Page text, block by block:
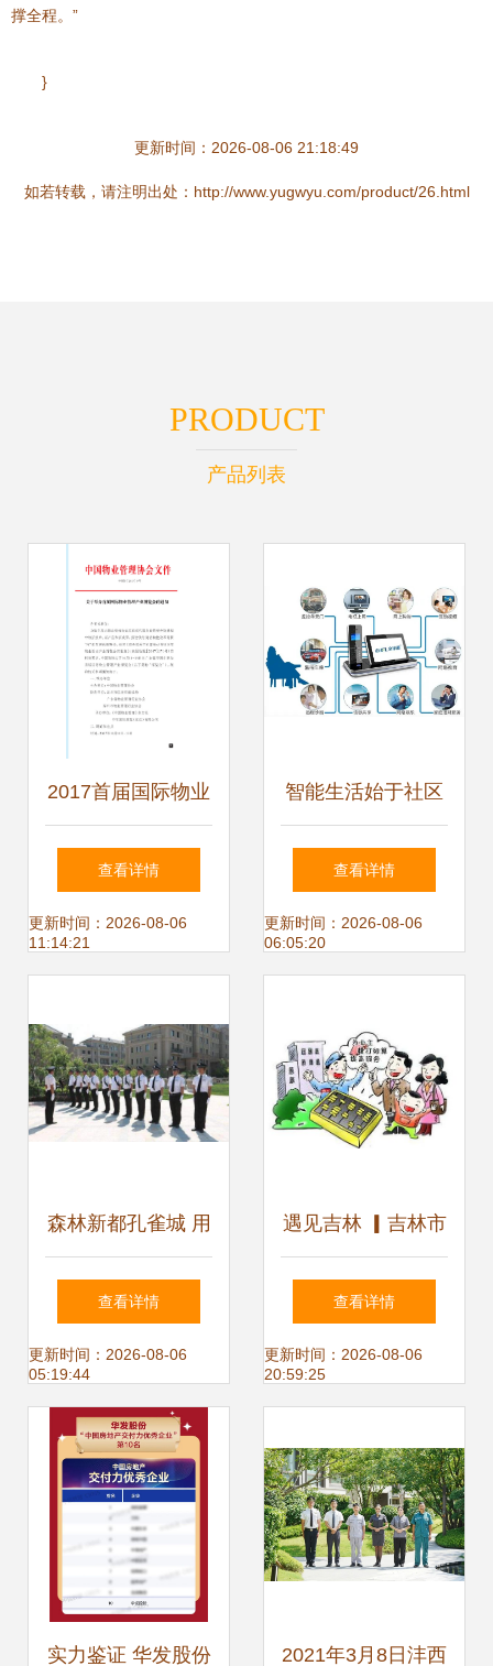
撑全程。”
}
更新时间：2026-08-06 21:18:49
如若转载，请注明出处：http://www.yugwyu.com/product/26.html
PRODUCT
产品列表
2017首届国际物业
管理产业博览会招
商手册
查看详情
更新时间：2026-08-06
11:14:21
智能生活始于社区
全球通智能家居赋
能物业革新
查看详情
更新时间：2026-08-06
06:05:20
森林新都孔雀城 用
服务创造价值 物业
管理再升级
查看详情
更新时间：2026-08-06
05:19:44
遇见吉林 ▎吉林市
出台商品住宅前期
物业服务收费政策
管理新规全解读
查看详情
更新时间：2026-08-06
20:59:25
实力鉴证 华发股份 2021年3月8日沣西